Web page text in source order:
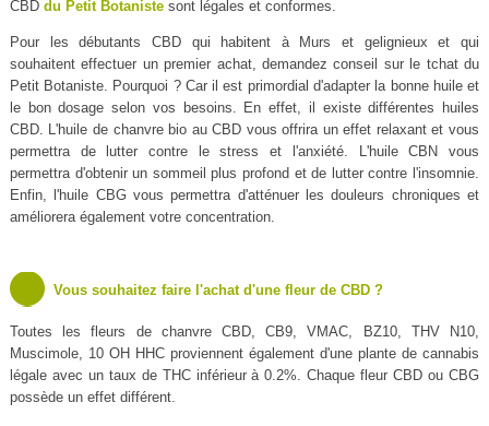
CBD du Petit Botanistesont légales et conformes.
Pour les débutants CBD qui habitent à Murs et gelignieux et qui
souhaitent effectuer un premier achat, demandez conseil sur le tchat du
Petit Botaniste. Pourquoi ? Car il est primordial d'adapter la bonne huile et
le bon dosage selon vos besoins. En effet, il existe différentes huiles
CBD. L'huile de chanvre bio au CBD vous offrira un effet relaxant et vous
permettra de lutter contre le stress et l'anxiété. L'huile CBN vous
permettra d'obtenir un sommeil plus profond et de lutter contre l'insomnie.
Enfin, l'huile CBG vous permettra d'atténuer les douleurs chroniques et
améliorera également votre concentration.
Vous souhaitez faire l'achat d'une fleur de CBD ?
Toutes les fleurs de chanvre CBD, CB9, VMAC, BZ10, THV N10,
Muscimole, 10 OH HHC proviennent également d'une plante de cannabis
légale avec un taux de THC inférieur à 0.2%. Chaque fleur CBD ou CBG
possède un effet différent.